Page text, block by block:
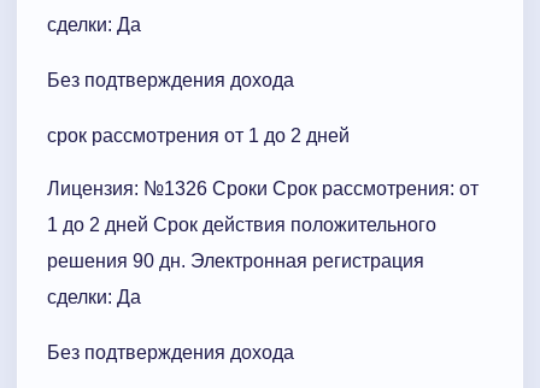
сделки: Да
Без подтверждения дохода
срок рассмотрения от 1 до 2 дней
Лицензия: №1326 Сроки Cрок рассмотрения: от
1 до 2 дней Срок действия положительного
решения 90 дн. Электронная регистрация
сделки: Да
Без подтверждения дохода